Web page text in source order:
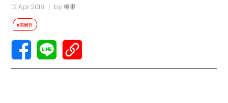
12 Apr 2018 | by糖果
#周興哲